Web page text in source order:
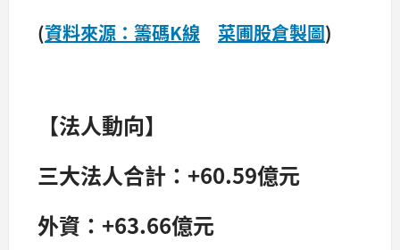
(資料來源：籌碼K線 菜圃股倉製圖)
【法人動向】
三大法人合計：+60.59億元
外資：+63.66億元